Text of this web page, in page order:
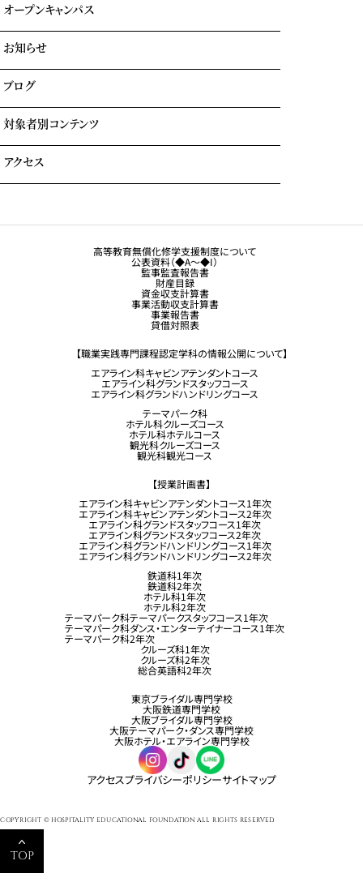
学費について
自立進学サポート
各種奨学金・教育ローン・給付金
よくある質問
オープンキャンパス
イベント参加時のサポート
お知らせ
ブログ
対象者別コンテンツ
大学生・社会人の方へ
観光業界 進学ガイドブック
アクセス
高等教育無償化修学支援制度について
公表資料（◆A～◆I）
監事監査報告書
財産目録
資金収支計算書
事業活動収支計算書
事業報告書
貸借対照表
【職業実践専門課程認定学科の情報公開について】
エアライン科キャビンアテンダントコース
エアライン科グランドスタッフコース
エアライン科グランドハンドリングコース
テーマパーク科
ホテル科クルーズコース
ホテル科ホテルコース
観光科クルーズコース
観光科観光コース
【授業計画書】
エアライン科キャビンアテンダントコース1年次
エアライン科キャビンアテンダントコース2年次
エアライン科グランドスタッフコース1年次
エアライン科グランドスタッフコース2年次
エアライン科グランドハンドリングコース1年次
エアライン科グランドハンドリングコース2年次
鉄道科1年次
鉄道科2年次
ホテル科1年次
ホテル科2年次
テーマパーク科テーマパークスタッフコース1年次
テーマパーク科ダンス・エンターテイナーコース1年次
テーマパーク科2年次
クルーズ科1年次
クルーズ科2年次
総合英語科2年次
東京ブライダル専門学校
大阪鉄道専門学校
大阪ブライダル専門学校
大阪テーマパーク・ダンス専門学校
大阪ホテル・エアライン専門学校
アクセスプライバシーポリシーサイトマップ
COPYRIGHT © HOSPITALITY EDUCATIONAL FOUNDATION ALL RIGHTS RESERVED.
TOP